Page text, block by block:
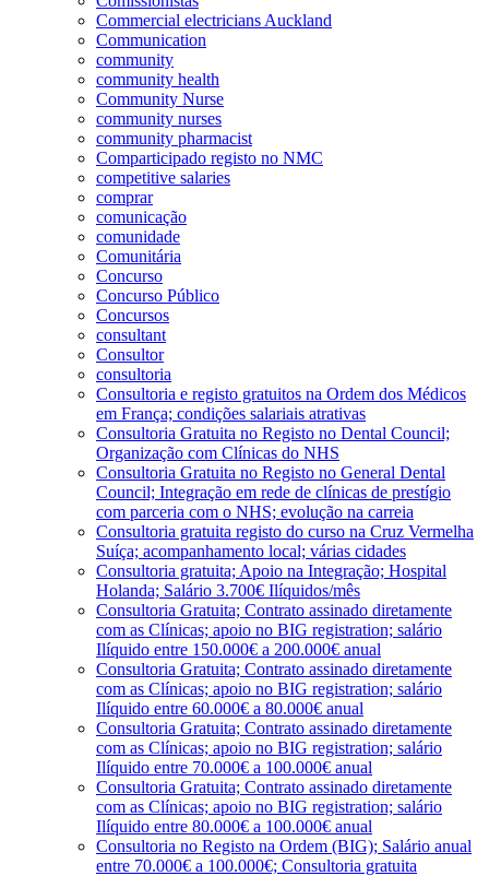
Commercial electricians Auckland
Communication
community
community health
Community Nurse
community nurses
community pharmacist
Comparticipado registo no NMC
competitive salaries
comprar
comunicação
comunidade
Comunitária
Concurso
Concurso Público
Concursos
consultant
Consultor
consultoria
Consultoria e registo gratuitos na Ordem dos Médicos
em França; condições salariais atrativas
Consultoria Gratuita no Registo no Dental Council;
Organização com Clínicas do NHS
Consultoria Gratuita no Registo no General Dental
Council; Integração em rede de clínicas de prestígio
com parceria com o NHS; evolução na carreia
Consultoria gratuita registo do curso na Cruz Vermelha
Suíça; acompanhamento local; várias cidades
Consultoria gratuita; Apoio na Integração; Hospital
Holanda; Salário 3.700€ Ilíquidos/mês
Consultoria Gratuita; Contrato assinado diretamente
com as Clínicas; apoio no BIG registration; salário
Ilíquido entre 150.000€ a 200.000€ anual
Consultoria Gratuita; Contrato assinado diretamente
com as Clínicas; apoio no BIG registration; salário
Ilíquido entre 60.000€ a 80.000€ anual
Consultoria Gratuita; Contrato assinado diretamente
com as Clínicas; apoio no BIG registration; salário
Ilíquido entre 70.000€ a 100.000€ anual
Consultoria Gratuita; Contrato assinado diretamente
com as Clínicas; apoio no BIG registration; salário
Ilíquido entre 80.000€ a 100.000€ anual
Consultoria no Registo na Ordem (BIG); Salário anual
entre 70.000€ a 100.000€; Consultoria gratuita